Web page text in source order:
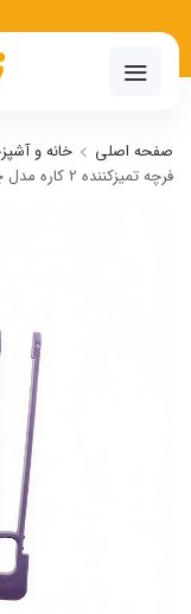
صفحه اصلی خانه و
فرچه تمیزکننده 2 کاره مدل چرخش 360 درجه